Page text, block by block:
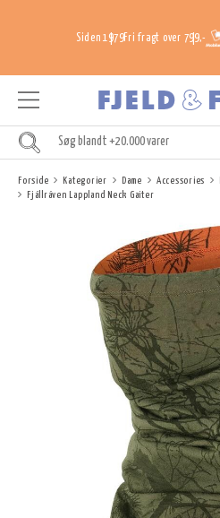
Siden 1979Fri fragt over 799,-
Forside Kategorier Dame Accessories
Fjällräven Lappland Neck Gaiter